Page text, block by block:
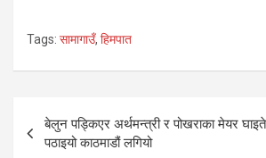
Tags: सामागाउँ, हिमपात
Post
navigation
बेलुन पड्किएर अर्थमन्त्री र पोखराका मेयर
पठाइयो काठमाडौं लगियो